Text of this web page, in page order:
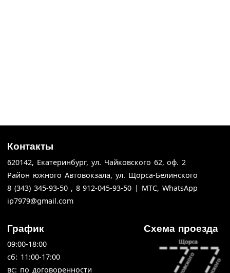
Контакты
620142, Екатеринбург,ул. Чайковского 62,оф. 2
Район южного Автовокзала, ул. Щорса-Белинского
8 (343) 345-93-50 , 8 912-045-93-50 | МТС, WhatsApp
ip7979@gmail.com
График
09:00-18:00
cб: 11:00-17:00
вс: по договоренности
Схема проезда